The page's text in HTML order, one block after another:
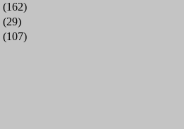
(162)
(29)
(107)